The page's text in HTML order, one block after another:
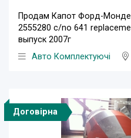
Продам Капот Форд-
2555280 c/no 641
выпуск 2007г
Авто Комплектуючі
Договірна